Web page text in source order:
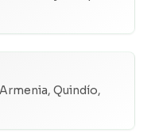
Quindío,